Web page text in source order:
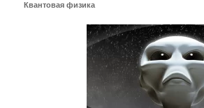
Квантовая физика